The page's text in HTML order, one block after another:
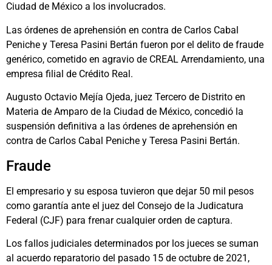
Ciudad de México a los involucrados.
Las órdenes de aprehensión en contra de Carlos Cabal
Peniche y Teresa Pasini Bertán fueron por el delito de fraude
genérico, cometido en agravio de CREAL Arrendamiento, una
empresa filial de Crédito Real.
Augusto Octavio Mejía Ojeda, juez Tercero de Distrito en
Materia de Amparo de la Ciudad de México, concedió la
suspensión definitiva a las órdenes de aprehensión en
contra de Carlos Cabal Peniche y Teresa Pasini Bertán.
Fraude
El empresario y su esposa tuvieron que dejar 50 mil pesos
como garantía ante el juez del Consejo de la Judicatura
Federal (CJF) para frenar cualquier orden de captura.
Los fallos judiciales determinados por los jueces se suman
al acuerdo reparatorio del pasado 15 de octubre de 2021,